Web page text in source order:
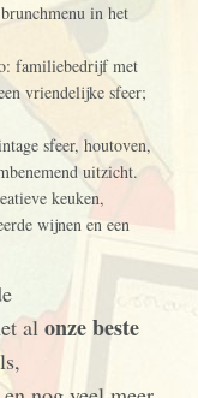
in het
familiebedrijf met
vriendelijke sfeer;
sfeer, houtoven,
uitzicht.
keuken,
wijnen en een
alonze beste